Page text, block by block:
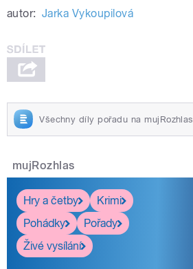
autor: Jarka Vykoupilová
Všechny díly pořadu na mujRozhlas
mujRozhlas
Hry a četby
Krimi
Pohádky
Pořady
Živé vysílání